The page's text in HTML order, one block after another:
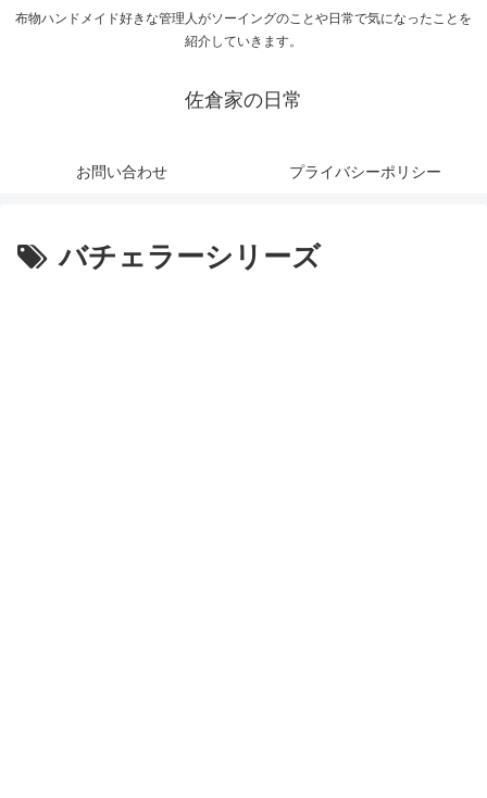
布物ハンドメイド好きな管理人がソーイングのことや日常で気になったことを
紹介していきます。
佐倉家の日常
お問い合わせ プライバシーポリシー
バチェラーシリーズ